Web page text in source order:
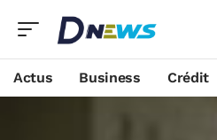
Actus Business Crédit